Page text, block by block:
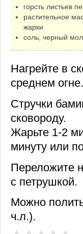
горсть листьев
растительное
жарки
соль, черный
Нагрейте в
среднем огне.
Стручки
сковороду.
Жарьте 1-2
минуту или
Переложите
с петрушкой.
Можно
ч.л.).